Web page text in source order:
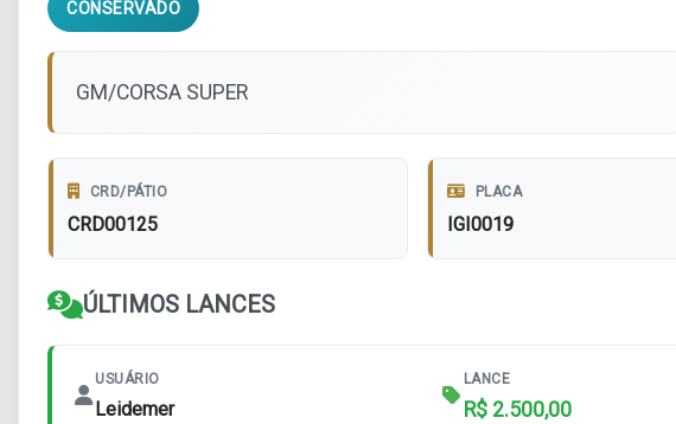
CONSERVADO
GM/CORSA SUPER
CRD/PÁTIO
CRD00125
PLACA
IGI0019
ÚLTIMOS LANCES
USUÁRIO
Leidemer
LANCE
R$ 2.500,00